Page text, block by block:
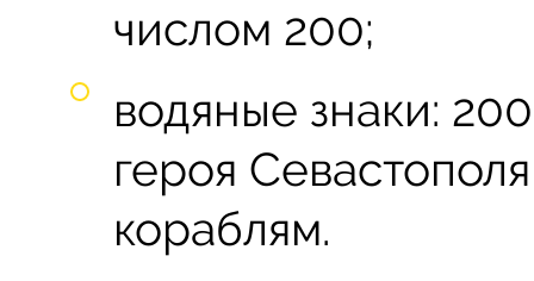
числом 200;
водяные знаки:
героя
кораблям.